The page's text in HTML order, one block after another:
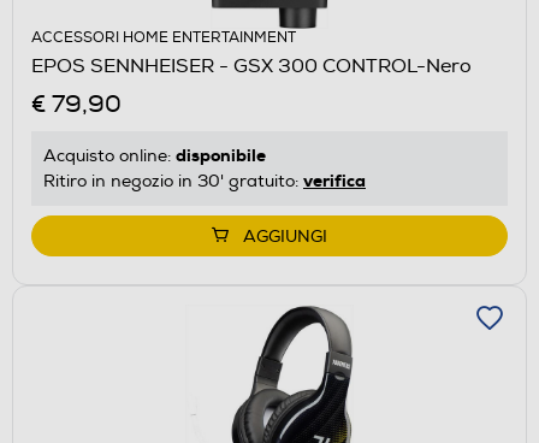
ACCESSORI HOME ENTERTAINMENT
EPOS SENNHEISER - GSX 300 CONTROL-Nero
€ 79,90
Acquisto online: disponibile
Ritiro in negozio in 30' gratuito: verifica
AGGIUNGI